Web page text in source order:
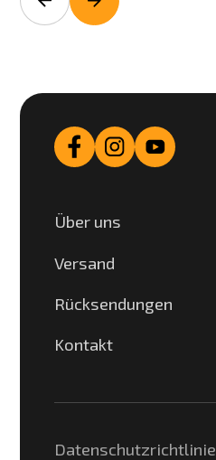
Über uns
Versand
Rücksendungen
Kontakt
Datenschutzrichtlinie